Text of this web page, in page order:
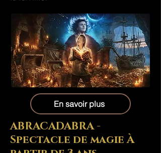
En savoir plus
ABRACADABRA -
Spectacle de magie À